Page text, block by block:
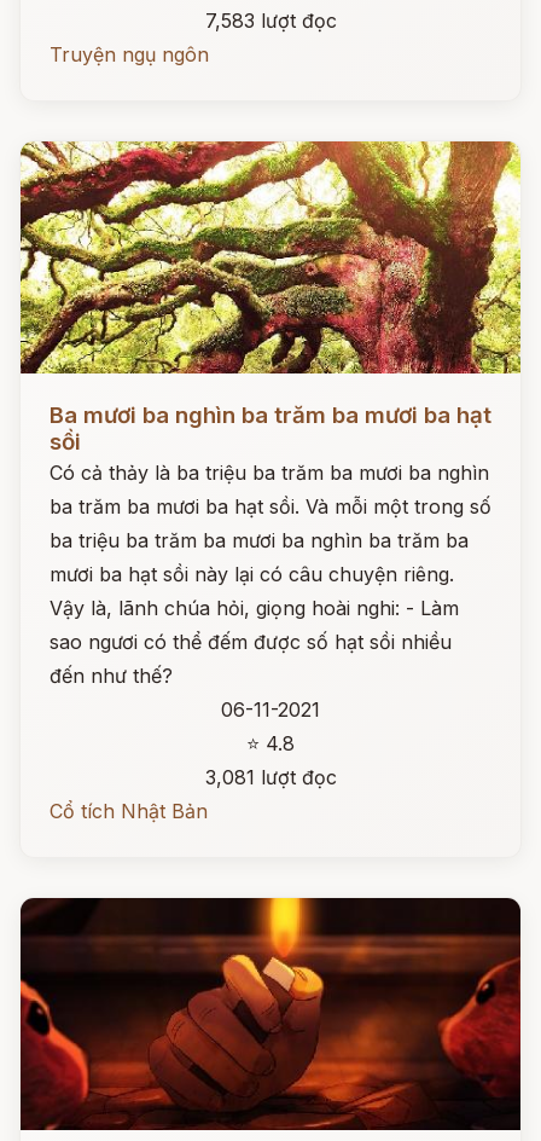
7,583 lượt đọc
Truyện ngụ ngôn
Ba mươi ba nghìn ba trăm ba mươi ba hạt
sồi
Có cả thảy là ba triệu ba trăm ba mươi ba nghìn
ba trăm ba mươi ba hạt sồi. Và mỗi một trong số
ba triệu ba trăm ba mươi ba nghìn ba trăm ba
mươi ba hạt sồi này lại có câu chuyện riêng.
Vậy là, lãnh chúa hỏi, giọng hoài nghi: - Làm
sao ngươi có thể đếm được số hạt sồi nhiều
đến như thế?
06-11-2021
⭐ 4.8
3,081 lượt đọc
Cổ tích Nhật Bản